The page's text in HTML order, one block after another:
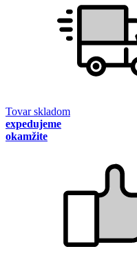
Tovar skladom
expedujeme
okamžite